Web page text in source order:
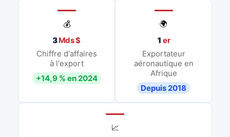
💰
3Mds $
Chiffre d'affaires
à l'export
+14,9 % en 2024
🌍
1 er
Exportateur
aéronautique en
Afrique
Depuis 2018
📈